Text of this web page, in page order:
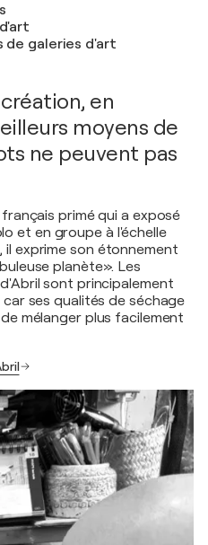
de galeries d'art
en
moyens de
ne peuvent pas
primé qui a exposé
et en groupe à l'échelle
exprime son étonnement
planète». Les
sont principalement
ses qualités de séchage
mélanger plus facilement